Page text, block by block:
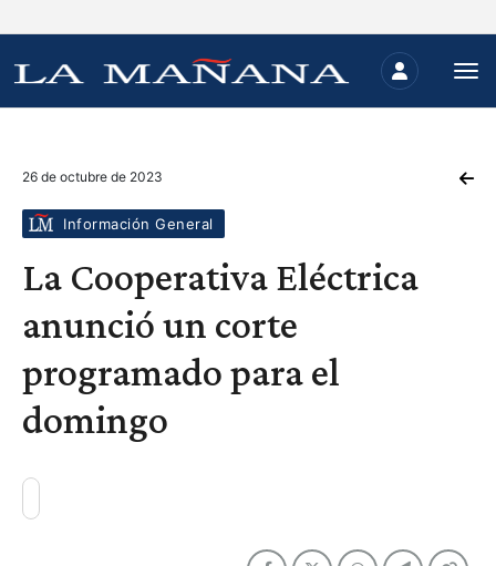
26 de octubre de 2023
Información General
La Cooperativa Eléctrica
anunció un corte
programado para el
domingo